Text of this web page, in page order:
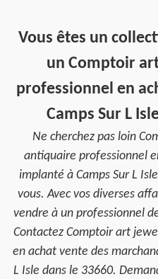
Vous êtes un
un Comptoir
professionnel en
Camps Sur L
Ne cherchez pas loin
antiquaire professionnel
implanté à Camps Sur L
vous. Avec vos diverses
vendre à un professionnel
Contactez Comptoir art
en achat vente des
L Isle dans le 33660.